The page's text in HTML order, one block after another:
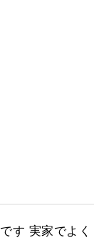
す 実家でよく